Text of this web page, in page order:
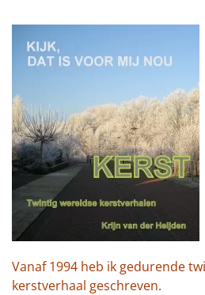
Vanaf 1994 heb ik gedurende
kerstverhaal geschreven.